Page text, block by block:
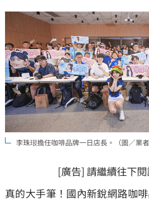
李珠珢擔任咖啡品牌一日店長。（圖／業者
[廣告] 請繼續往下
真的大手筆！國內新銳網路咖